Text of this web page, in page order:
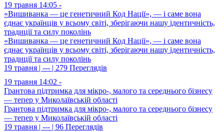
19 травня 14:05 -
«Вишиванка — це генетичний Код Нації», — і саме вона
єднає українців у всьому світі, зберігаючи нашу ідентичність,
традиції та силу поколінь
«Вишиванка — це генетичний Код Нації», — і саме вона
єднає українців у всьому світі, зберігаючи нашу ідентичність,
традиції та силу поколінь
19 травня | --- | 279 Переглядів
19 травня 14:02 -
Грантова підтримка для мікро-, малого та середнього бізнесу
— тепер у Миколаївській області
Грантова підтримка для мікро-, малого та середнього бізнесу
— тепер у Миколаївській області
19 травня | --- | 96 Переглядів